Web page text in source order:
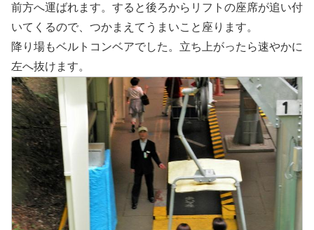
前方へ運ばれます。すると後ろからリフトの座席が追い付
いてくるので、つかまえてうまいこと座ります。
降り場もベルトコンベアでした。立ち上がったら速やかに
左へ抜けます。